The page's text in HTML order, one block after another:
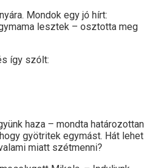
Mondok egy jó hírt:
lesztek – osztotta meg
így szólt:
haza – mondta határozottan
gyötritek egymást. Hát lehet
miatt szétmenni?